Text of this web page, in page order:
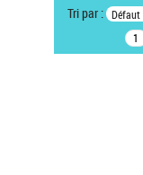
Type de notice
Tri par : Défaut